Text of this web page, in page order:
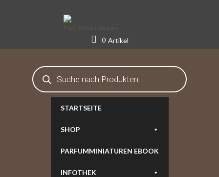
0 Artikel
STARTSEITE
SHOP
PARFUMMINIATUREN EBOOK
INFOTHEK
Products
search